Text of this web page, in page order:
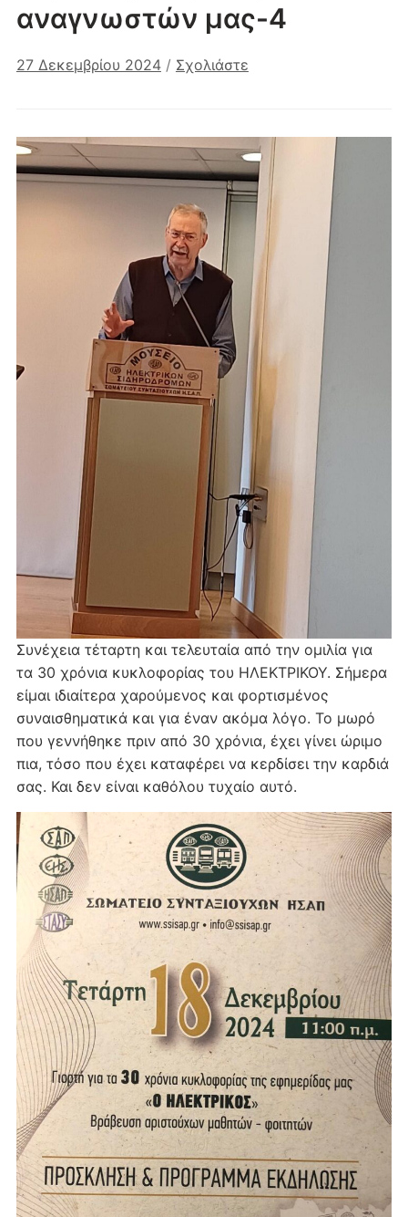
αναγνωστών μας-4
27 Δεκεμβρίου 2024 / Σχολιάστε
Συνέχεια τέταρτη και τελευταία από την ομιλία για
τα 30 χρόνια κυκλοφορίας του ΗΛΕΚΤΡΙΚΟΥ. Σήμερα
είμαι ιδιαίτερα χαρούμενος και φορτισμένος
συναισθηματικά και για έναν ακόμα λόγο. Το μωρό
που γεννήθηκε πριν από 30 χρόνια, έχει γίνει ώριμο
πια, τόσο που έχει καταφέρει να κερδίσει την καρδιά
σας. Και δεν είναι καθόλου τυχαίο αυτό.